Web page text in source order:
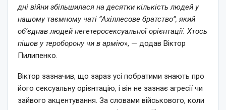
дні війни збільшилася на десятки кількість людей у
нашому таємному чаті “Ахіллесове братство”, який
об’єднав людей негетеросексуальної орієнтації. Хтось
пішов у тероборону чи в армію», — додав Віктор
Пилипенко.
Віктор зазначив, що зараз усі побратими знають про
його сексуальну орієнтацію, і він не зазнає агресії чи
зайвого акцентування. За словами військового, коли